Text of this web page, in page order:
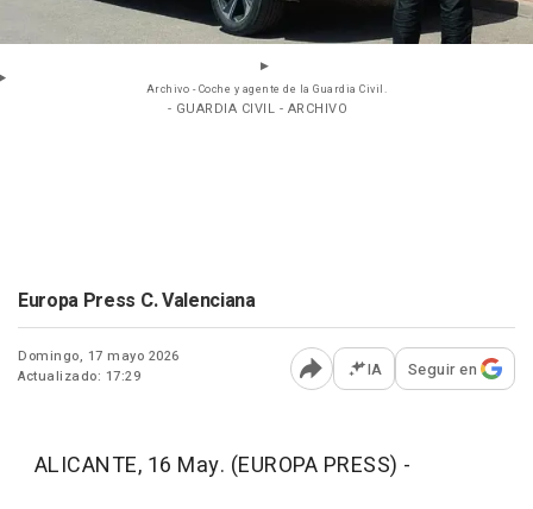
Archivo - Coche y agente de la Guardia Civil.
- GUARDIA CIVIL - ARCHIVO
Europa Press C. Valenciana
Domingo, 17 mayo 2026
Actualizado: 17:29
Abrir opciones para
IA Seguir en
ALICANTE, 16 May. (EUROPA PRESS) -